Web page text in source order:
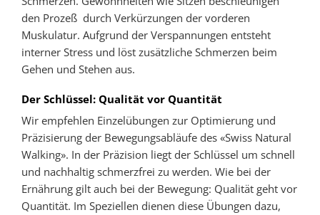
den Prozeß durch Verkürzungen der vorderen
Muskulatur. Aufgrund der Verspannungen entsteht
interner Stress und löst zusätzliche Schmerzen beim
Gehen und Stehen aus.
Der Schlüssel: Qualität vor Quantität
Wir empfehlen Einzelübungen zur Optimierung und
Präzisierung der Bewegungsabläufe des «Swiss Natural
Walking». In der Präzision liegt der Schlüssel um schnell
und nachhaltig schmerzfrei zu werden. Wie bei der
Ernährung gilt auch bei der Bewegung: Qualität geht vor
Quantität. Im Speziellen dienen diese Übungen dazu,